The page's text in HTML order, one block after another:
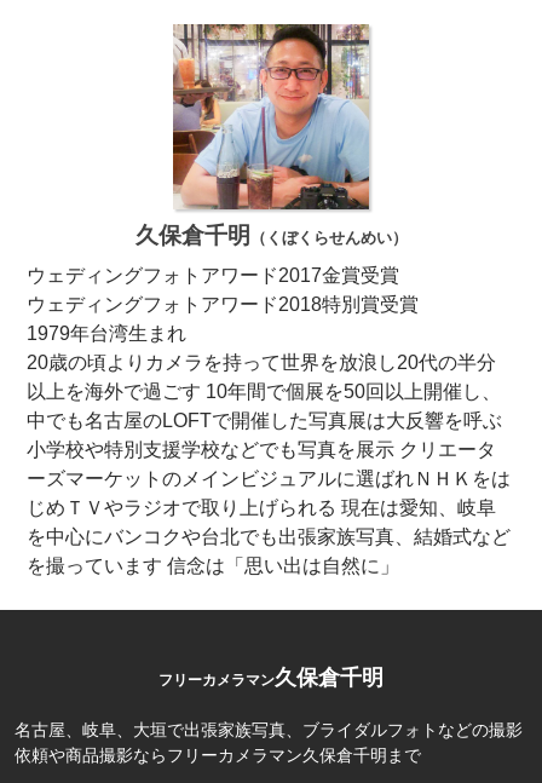
久保倉千明 （くぼくらせんめい）
ウェディングフォトアワード2017金賞受賞
ウェディングフォトアワード2018特別賞受賞
1979年台湾生まれ
20歳の頃よりカメラを持って世界を放浪し20代の半分
以上を海外で過ごす 10年間で個展を50回以上開催し、
中でも名古屋のLOFTで開催した写真展は大反響を呼ぶ
小学校や特別支援学校などでも写真を展示 クリエータ
ーズマーケットのメインビジュアルに選ばれＮＨＫをは
じめＴＶやラジオで取り上げられる 現在は愛知、岐阜
を中心にバンコクや台北でも出張家族写真、結婚式など
を撮っています 信念は「思い出は自然に」
フリーカメラマン久保倉千明
名古屋、岐阜、大垣で出張家族写真、ブライダルフォトなどの撮影
依頼や商品撮影ならフリーカメラマン久保倉千明まで